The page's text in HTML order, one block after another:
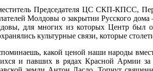
Председателя ЦС СКП-КПСС,
Молдовы о закрытии Русского
для многих из которых Центр был
культурные связи, которые
какой ценой наши народы
и павших в рядах Красной Армии